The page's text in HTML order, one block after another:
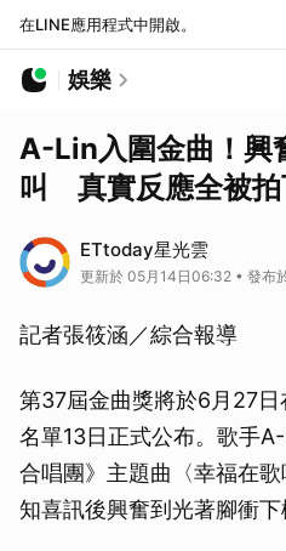
在LINE應用程式中開啟。
娛樂
A-Lin入圍金曲！興
叫 真實反應全被拍
ETtoday星光雲
更新於 05月14日06:32 • 發布
記者張筱涵／綜合報導
第37屆金曲獎將於6月27
名單13日正式公布。歌手
合唱團》主題曲〈幸福在
知喜訊後興奮到光著腳衝下